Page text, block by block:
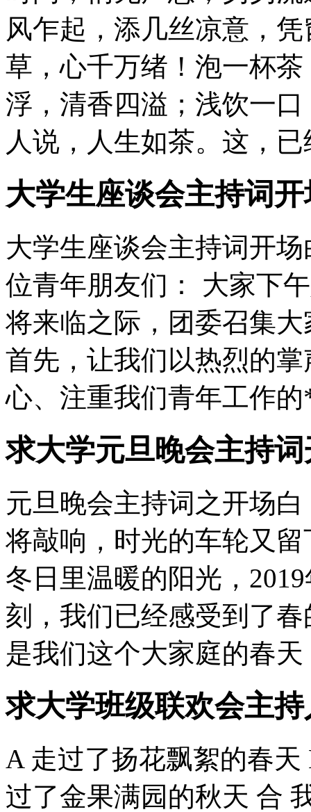
风乍起，添几丝凉意，
草，心千万绪！泡一杯
浮，清香四溢；浅饮一
人说，人生如茶。这，
大学生座谈会主持词
大学生座谈会主持词开
位青年朋友们： 大家下
将来临之际，团委召集
首先，让我们以热烈的
心、注重我们青年工作
求大学元旦晚会主持
元旦晚会主持词之开场
将敲响，时光的车轮又
冬日里温暖的阳光，
刻，我们已经感受到了
是我们这个大家庭的春
求大学班级联欢会主
A 走过了扬花飘絮的春
过了金果满园的秋天 合